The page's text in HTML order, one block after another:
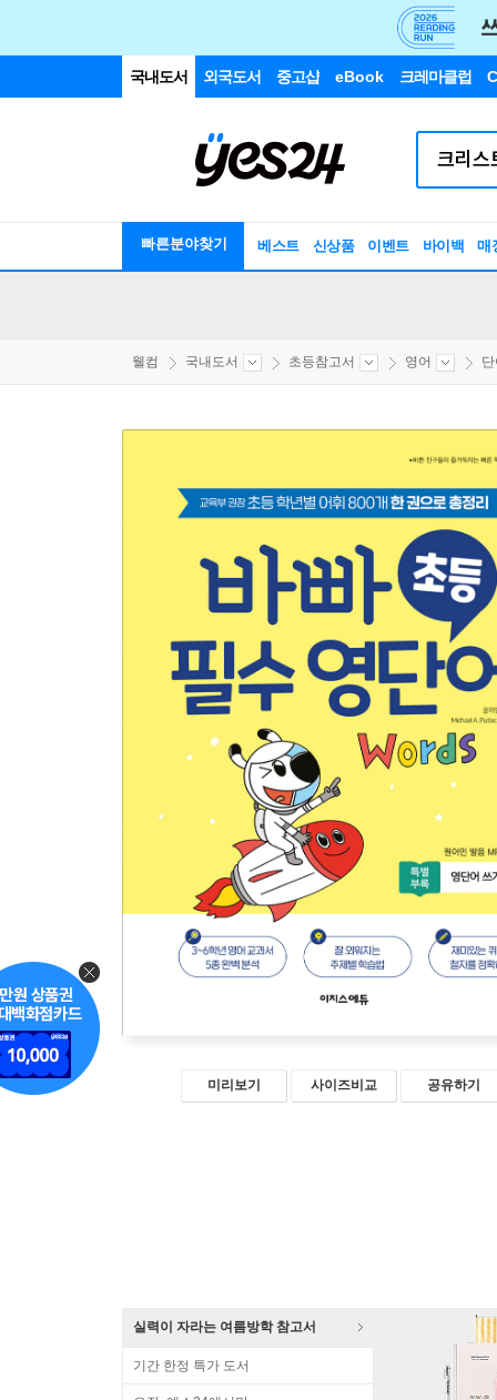
국내도서 외국도서 중고샵 eBook 크레마클럽
빠른분야찾기 베스트 신상품 이벤트 바이백 매
웰컴 국내도서 초등참고서 영어
미리보기 사이즈비교 공유하기
실력이 자라는 여름방학 참고서
기간 한정 특가 도서